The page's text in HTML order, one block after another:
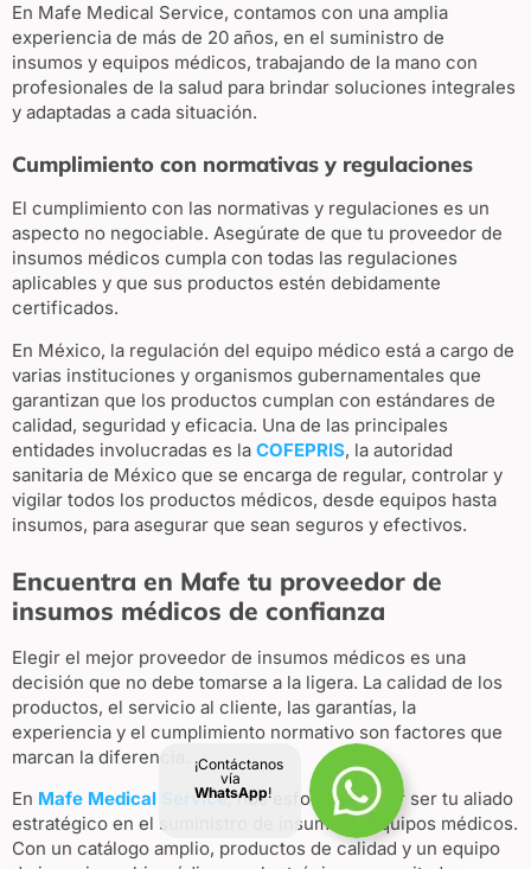
En Mafe Medical Service, contamos con una amplia
experiencia de más de 20 años, en el suministro de
insumos y equipos médicos, trabajando de la mano con
profesionales de la salud para brindar soluciones integrales
y adaptadas a cada situación.
Cumplimiento con normativas y regulaciones
El cumplimiento con las normativas y regulaciones es un
aspecto no negociable. Asegúrate de que tu proveedor de
insumos médicos cumpla con todas las regulaciones
aplicables y que sus productos estén debidamente
certificados.
En México, la regulación del equipo médico está a cargo de
varias instituciones y organismos gubernamentales que
garantizan que los productos cumplan con estándares de
calidad, seguridad y eficacia. Una de las principales
entidades involucradas es la COFEPRIS, la autoridad
sanitaria de México que se encarga de regular, controlar y
vigilar todos los productos médicos, desde equipos hasta
insumos, para asegurar que sean seguros y efectivos.
Encuentra en Mafe tu proveedor de
insumos médicos de confianza
Elegir el mejor proveedor de insumos médicos es una
decisión que no debe tomarse a la ligera. La calidad de los
productos, el servicio al cliente, las garantías, la
experiencia y el cumplimiento normativo son factores que
marcan la diferencia.
En Mafe Medical Service, nos esforzamos por ser tu aliado
estratégico en el suministro de insumos y equipos médicos.
Con un catálogo amplio, productos de calidad y un equipo
¡Contáctanos
vía
WhatsApp!